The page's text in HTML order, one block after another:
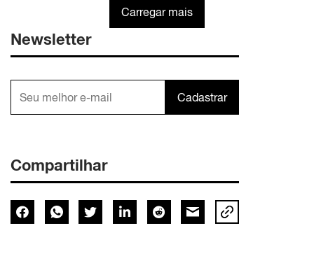
Carregar mais
Newsletter
Cadastrar
Compartilhar